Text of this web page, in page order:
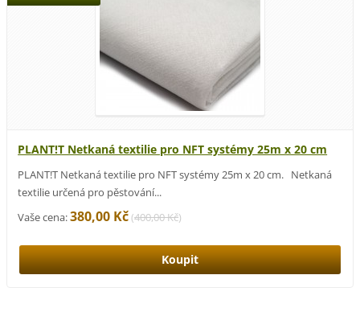
PLANT!T Netkaná textilie pro NFT systémy 25m x 20 cm
PLANT!T Netkaná textilie pro NFT systémy 25m x 20 cm. Netkaná
textilie určená pro pěstování...
Vaše cena:380,00 Kč(400,00 Kč)